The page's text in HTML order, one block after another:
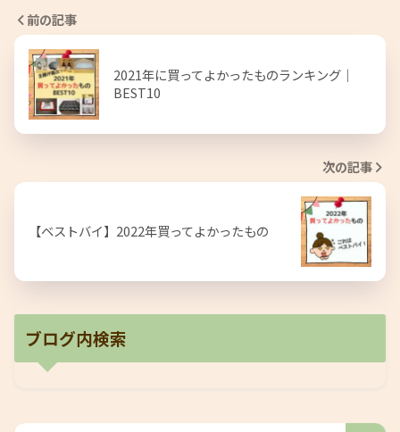
前の記事
2021年に買ってよかったものランキング｜
BEST10
次の記事
【ベストバイ】2022年買ってよかったもの
ブログ内検索